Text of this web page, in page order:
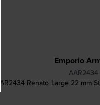
Emporio
AAR2434
AR2434 Renato Large 22 mm